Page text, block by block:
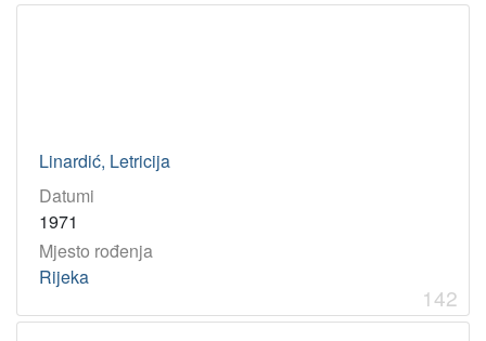
Linardić, Letricija
Datumi
1971
Mjesto rođenja
Rijeka
142